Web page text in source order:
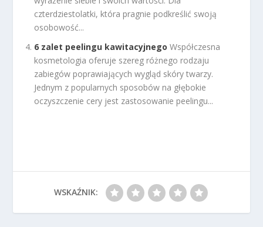
czterdziestolatki, która pragnie podkreślić swoją
osobowość...
6 zalet peelingu kawitacyjnego Współczesna
kosmetologia oferuje szereg różnego rodzaju
zabiegów poprawiających wygląd skóry twarzy.
Jednym z popularnych sposobów na głębokie
oczyszczenie cery jest zastosowanie peelingu...
WSKAŹNIK: